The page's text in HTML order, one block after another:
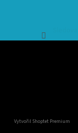
Vytvořil Shoptet Premium